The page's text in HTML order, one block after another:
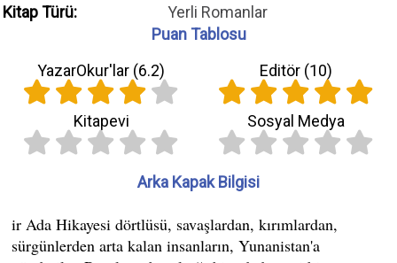
Kitap Türü:
Yerli Romanlar
Puan Tablosu
YazarOkur'lar (6.2) Editör (10)
Kitapevi Sosyal Medya
Arka Kapak Bilgisi